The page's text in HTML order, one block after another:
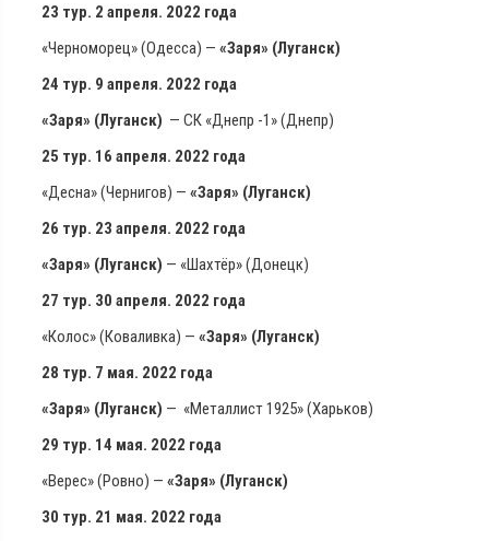
23 тур. 2 апреля. 2022 года
«Черноморец» (Одесса) — «Заря» (Луганск)
24 тур. 9 апреля. 2022 года
«Заря» (Луганск) — СК «Днепр -1» (Днепр)
25 тур. 16 апреля. 2022 года
«Десна» (Чернигов) — «Заря» (Луганск)
26 тур. 23 апреля. 2022 года
«Заря» (Луганск) — «Шахтёр» (Донецк)
27 тур. 30 апреля. 2022 года
«Колос» (Коваливка) — «Заря» (Луганск)
28 тур. 7 мая. 2022 года
«Заря» (Луганск) — «Металлист 1925» (Харьков)
29 тур. 14 мая. 2022 года
«Верес» (Ровно) — «Заря» (Луганск)
30 тур. 21 мая. 2022 года